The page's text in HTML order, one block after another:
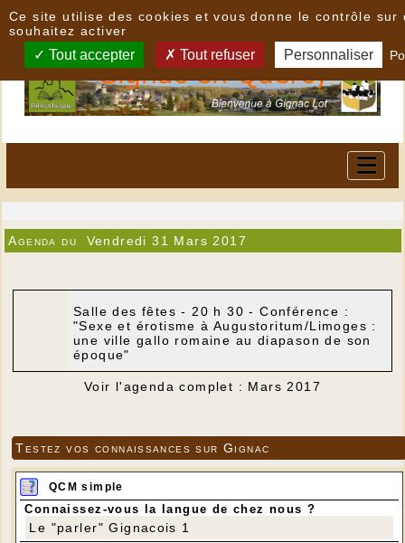
Agenda du Vendredi 31 Mars 2017
Salle des fêtes - 20 h 30 - Conférence :
"Sexe et érotisme à Augustoritum/Limoges :
une ville gallo romaine au diapason de son
époque"
Voir l'agenda complet : Mars 2017
Testez vos connaissances sur Gignac
QCM simple
Connaissez-vous la langue de chez nous ?
Le "parler" Gignacois 1
Ce site utilise des cookies et vous donne le contrôle sur
souhaitez activer
Tout accepter Tout refuser Personnaliser